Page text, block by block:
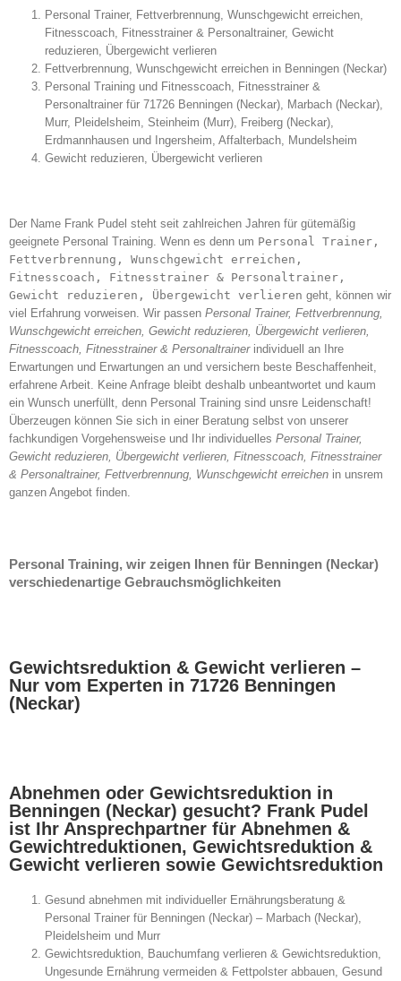
Personal Trainer, Fettverbrennung, Wunschgewicht erreichen,
Fitnesscoach, Fitnesstrainer & Personaltrainer, Gewicht
reduzieren, Übergewicht verlieren
Fettverbrennung, Wunschgewicht erreichen in Benningen (Neckar)
Personal Training und Fitnesscoach, Fitnesstrainer &
Personaltrainer für 71726 Benningen (Neckar), Marbach (Neckar),
Murr, Pleidelsheim, Steinheim (Murr), Freiberg (Neckar),
Erdmannhausen und Ingersheim, Affalterbach, Mundelsheim
Gewicht reduzieren, Übergewicht verlieren
Der Name Frank Pudel steht seit zahlreichen Jahren für gütemäßig
geeignete Personal Training. Wenn es denn um Personal Trainer,
Fettverbrennung, Wunschgewicht erreichen,
Fitnesscoach, Fitnesstrainer & Personaltrainer,
Gewicht reduzieren, Übergewicht verlieren geht, können wir
viel Erfahrung vorweisen. Wir passen Personal Trainer, Fettverbrennung,
Wunschgewicht erreichen, Gewicht reduzieren, Übergewicht verlieren,
Fitnesscoach, Fitnesstrainer & Personaltrainerindividuell an Ihre
Erwartungen und Erwartungen an und versichern beste Beschaffenheit,
erfahrene Arbeit. Keine Anfrage bleibt deshalb unbeantwortet und kaum
ein Wunsch unerfüllt, denn Personal Training sind unsre Leidenschaft!
Überzeugen können Sie sich in einer Beratung selbst von unserer
fachkundigen Vorgehensweise und Ihr individuelles Personal Trainer,
Gewicht reduzieren, Übergewicht verlieren, Fitnesscoach, Fitnesstrainer
& Personaltrainer, Fettverbrennung, Wunschgewicht erreichen in unsrem
ganzen Angebot finden.
Personal Training, wir zeigen Ihnen für Benningen (Neckar)
verschiedenartige Gebrauchsmöglichkeiten
Gewichtsreduktion & Gewicht verlieren –
Nur vom Experten in 71726 Benningen
(Neckar)
Abnehmen oder Gewichtsreduktion in
Benningen (Neckar) gesucht? Frank Pudel
ist Ihr Ansprechpartner für Abnehmen &
Gewichtreduktionen, Gewichtsreduktion &
Gewicht verlieren sowie Gewichtsreduktion
Gesund abnehmen mit individueller Ernährungsberatung &
Personal Trainer für Benningen (Neckar) – Marbach (Neckar),
Pleidelsheim und Murr
Gewichtsreduktion, Bauchumfang verlieren & Gewichtsreduktion,
Ungesunde Ernährung vermeiden & Fettpolster abbauen, Gesund